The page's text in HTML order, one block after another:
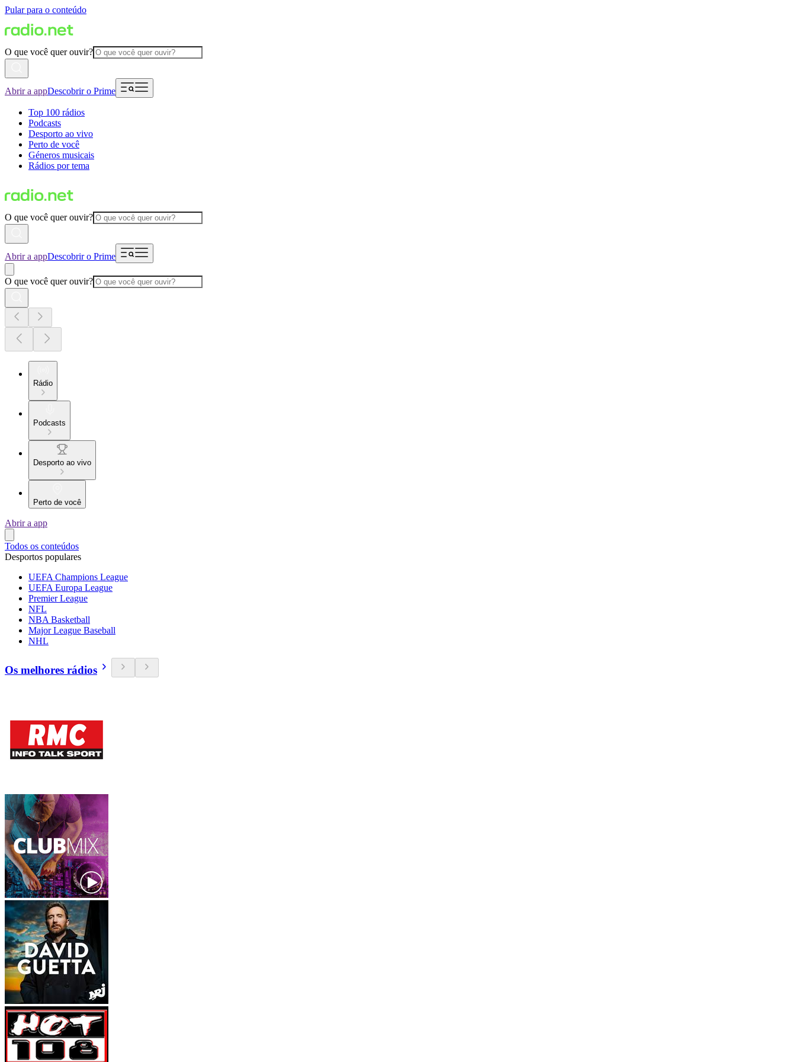
Pular para o conteúdo
O que você quer ouvir?
Abrir a appDescobrir o Prime
Top 100 rádios
Podcasts
Desporto ao vivo
Perto de você
Géneros musicais
Rádios por tema
O que você quer ouvir?
Abrir a appDescobrir o Prime
O que você quer ouvir?
Rádio
Podcasts
Desporto ao vivo
Perto de você
Abrir a app
Todos os conteúdos
Desportos populares
UEFA Champions League
UEFA Europa League
Premier League
NFL
NBA Basketball
Major League Baseball
NHL
Os melhores rádios